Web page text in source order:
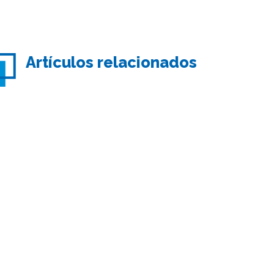
Artículos relacionados